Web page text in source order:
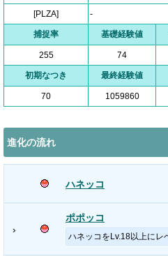
[PLZA] -
捕捉率 基礎経験値
255 74
初期なつき 最終経験値
70 1059860
進化の流れ
ハネッコ
›
ポポッコ
ハネッコをLv.18以上にレ